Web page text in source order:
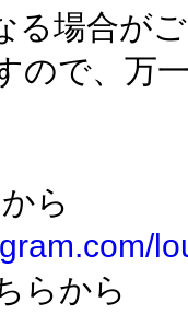
る場合が
ので、万
ら
らから